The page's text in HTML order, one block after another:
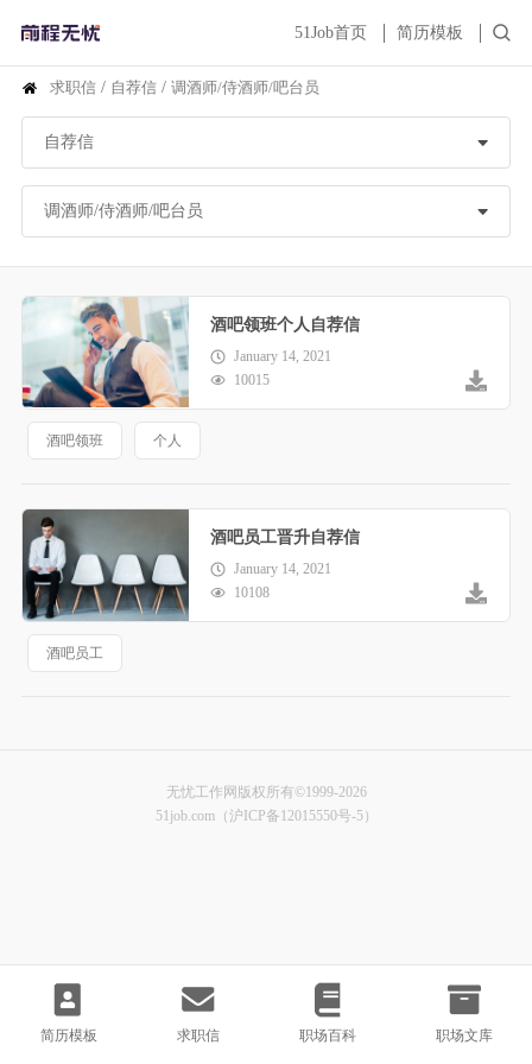
51Job首页 简历模板
简历模板 求职信 职场百科 职场文库
求职信 / 自荐信 / 调酒师/侍酒师/吧台员
酒吧领班个人自荐信
January 14, 2021
10015
酒吧领班 个人
酒吧员工晋升自荐信
January 14, 2021
10108
酒吧员工
无忧工作网版权所有©1999-2026
51job.com（沪ICP备12015550号-5）